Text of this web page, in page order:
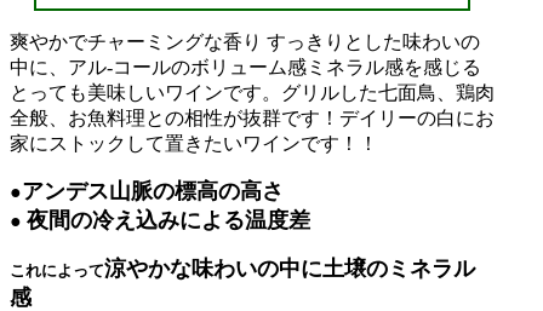
爽やかでチャーミングな香り すっきりとした味わいの
中に、アル-コールのボリューム感ミネラル感を感じる
とっても美味しいワインです。グリルした七面鳥、鶏肉
全般、お魚料理との相性が抜群です！デイリーの白にお
家にストックして置きたいワインです！！
●アンデス山脈の標高の高さ
● 夜間の冷え込みによる温度差
これによって涼やかな味わいの中に土壌のミネラル
感